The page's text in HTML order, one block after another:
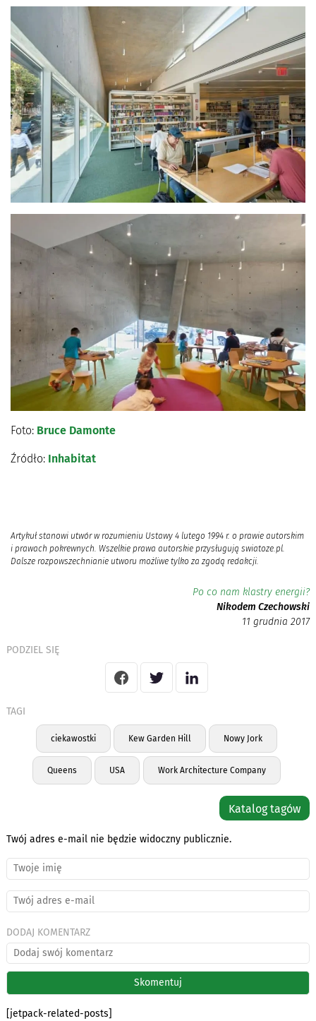
Foto: Bruce Damonte
Źródło: Inhabitat
Artykuł stanowi utwór w rozumieniu Ustawy 4 lutego 1994 r. o prawie autorskim
i prawach pokrewnych. Wszelkie prawa autorskie przysługują swiatoze.pl.
Dalsze rozpowszechnianie utworu możliwe tylko za zgodą redakcji.
Po co nam klastry energii?
Nikodem Czechowski
11 grudnia 2017
PODZIEL SIĘ
TAGI
ciekawostki Kew Garden Hill Nowy Jork
Queens USA Work Architecture Company
Katalog tagów
Twój adres e-mail nie będzie widoczny publicznie.
DODAJ KOMENTARZ
[jetpack-related-posts]